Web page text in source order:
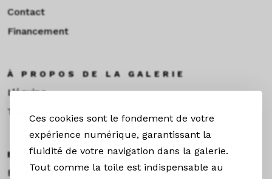
Ces cookies sont le fondement de votre
expérience numérique, garantissant la
fluidité de votre navigation dans la galerie.
Tout comme la toile est indispensable au
Contact
Financement
À PROPOS DE LA GALERIE
L’équipe
Toulouse
EXPOS & ACTUS
Expositions